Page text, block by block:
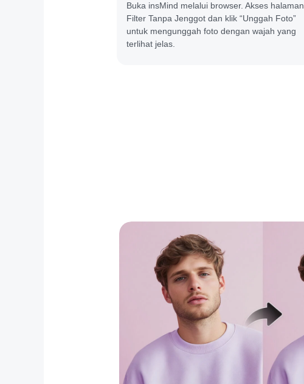
Buka insMind melalui browser. Akses halaman
Filter Tanpa Jenggot dan klik “Unggah Foto”
untuk mengunggah foto dengan wajah yang
terlihat jelas.